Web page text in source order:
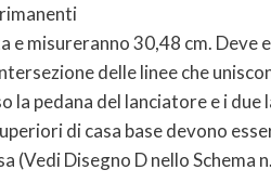
e misureranno 30,48 cm. Deve
delle linee che
la pedana del lanciatore e i due
di casa base devono
(Vedi Disegno D nello Schema